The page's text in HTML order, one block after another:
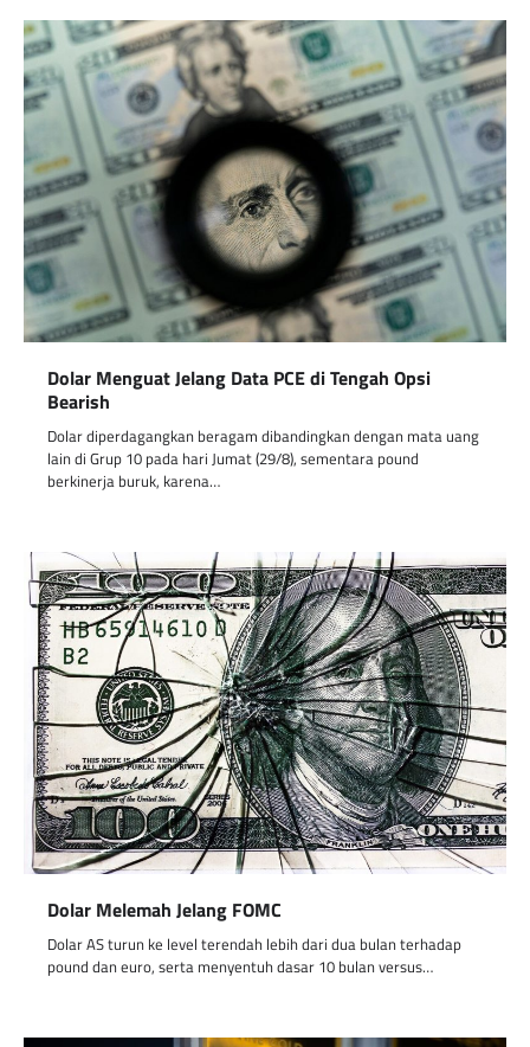
Dolar Menguat Jelang Data PCE di Tengah Opsi
Bearish
Dolar diperdagangkan beragam dibandingkan dengan mata uang
lain di Grup 10 pada hari Jumat (29/8), sementara pound
berkinerja buruk, karena…
Dolar Melemah Jelang FOMC
Dolar AS turun ke level terendah lebih dari dua bulan terhadap
pound dan euro, serta menyentuh dasar 10 bulan versus…